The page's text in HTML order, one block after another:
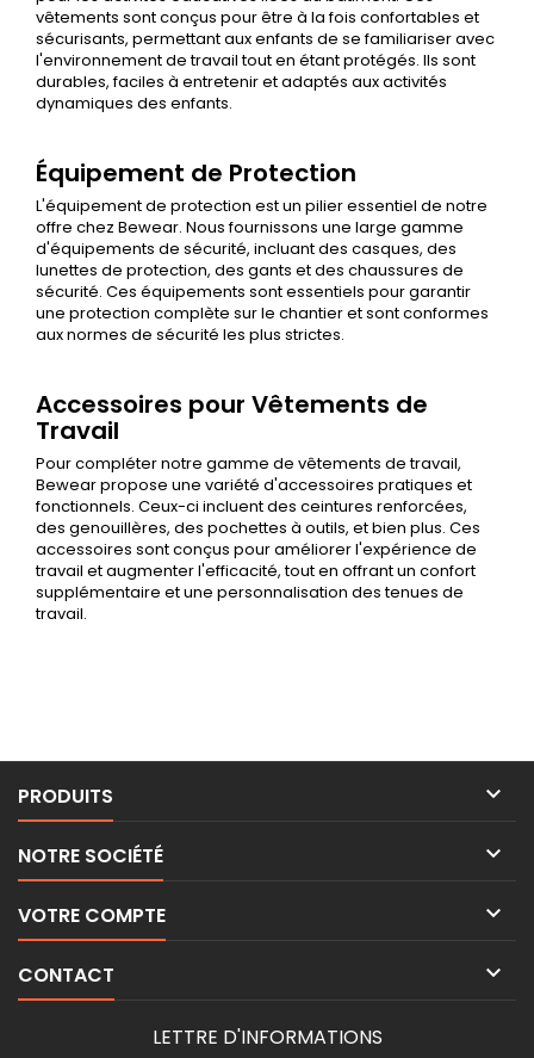
vêtements sont conçus pour être à la fois confortables et
sécurisants, permettant aux enfants de se familiariser avec
l'environnement de travail tout en étant protégés. Ils sont
durables, faciles à entretenir et adaptés aux activités
dynamiques des enfants.
Équipement de Protection
L'équipement de protection est un pilier essentiel de notre
offre chez Bewear. Nous fournissons une large gamme
d'équipements de sécurité, incluant des casques, des
lunettes de protection, des gants et des chaussures de
sécurité. Ces équipements sont essentiels pour garantir
une protection complète sur le chantier et sont conformes
aux normes de sécurité les plus strictes.
Accessoires pour Vêtements de
Travail
Pour compléter notre gamme de vêtements de travail,
Bewear propose une variété d'accessoires pratiques et
fonctionnels. Ceux-ci incluent des ceintures renforcées,
des genouillères, des pochettes à outils, et bien plus. Ces
accessoires sont conçus pour améliorer l'expérience de
travail et augmenter l'efficacité, tout en offrant un confort
supplémentaire et une personnalisation des tenues de
travail.
PRODUITS 
NOTRE SOCIÉTÉ 
VOTRE COMPTE 
CONTACT 
LETTRE D'INFORMATIONS